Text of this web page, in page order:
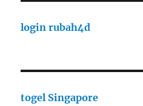
login rubah4d
togel Singapore